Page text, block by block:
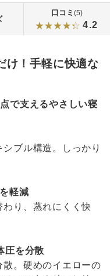
口コミ (5)
4.2
け！手軽に快適な
で支えるやさしい寝
ブル構造。しっかり
軽減
り、蒸れにくく快
圧を分散
。硬めのイエローの